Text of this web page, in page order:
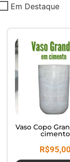
Em Destaque
Vaso Copo
cimento
R$95,00